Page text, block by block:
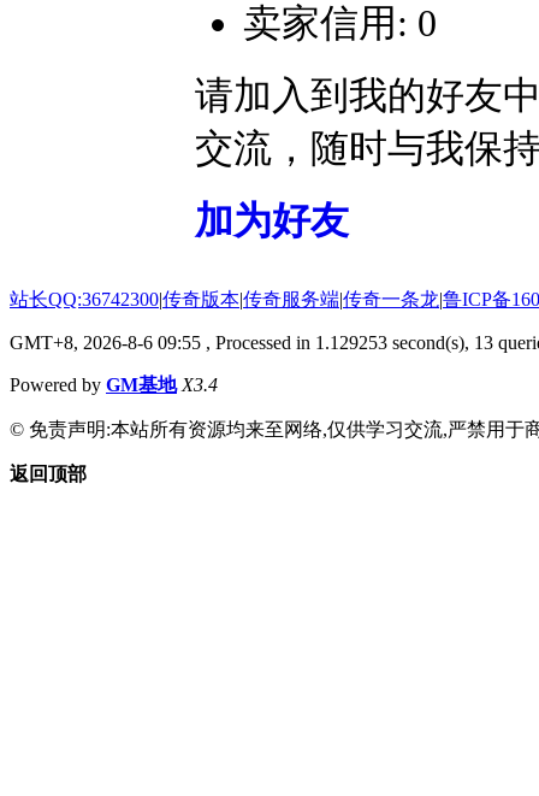
卖家信用: 0
请加入到我的好友
交流，随时与我保
加为好友
站长QQ:36742300|传奇版本|传奇服务端|传奇一条龙|鲁ICP备
GMT+8, 2026-8-6 09:55 , Processed in 1.129253 second(s), 13
Powered by GM基地 X3.4
© 免责声明:本站所有资源均来至网络,仅供学习交流,严禁用于
返回顶部